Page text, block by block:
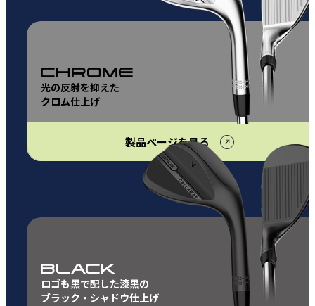
CHROME
光の反射を抑えた
クロム仕上げ
製品ページを見る
BLACK
ロゴも黒で配した漆黒の
ブラック・シャドウ仕上げ